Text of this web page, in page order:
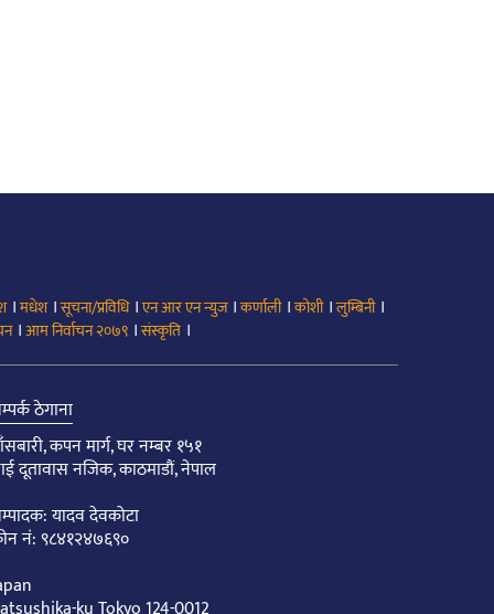
।मधेश।सूचना/प्रविधि।एन आर एन न्युज।कर्णाली।कोशी।लुम्बिनी।
।आम निर्वाचन २०७९ ।संस्कृति ।
ठेगाना
कपन मार्ग, घर नम्बर १५१
दूतावास नजिक, काठमाडौं, नेपाल
यादव देवकोटा
नं: ९८४१२४७६९०